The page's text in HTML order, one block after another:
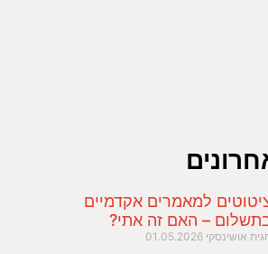
למאמרים אקדמיים
– האם זה אתי?
אושינסקי 01.05.2026